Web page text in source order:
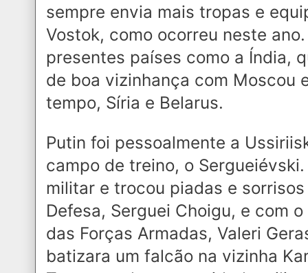
sempre envia mais tropas e
Vostok, como ocorreu neste
presentes países como a Índia,
de boa vizinhança com Moscou
tempo, Síria e Belarus.
Putin foi pessoalmente a
campo de treino, o
militar e trocou piadas e
Defesa, Serguei Choigu, e com
das Forças Armadas, Valeri
batizara um falcão na vizinha